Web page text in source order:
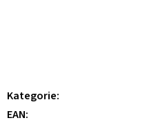
Kategorie:
EAN: